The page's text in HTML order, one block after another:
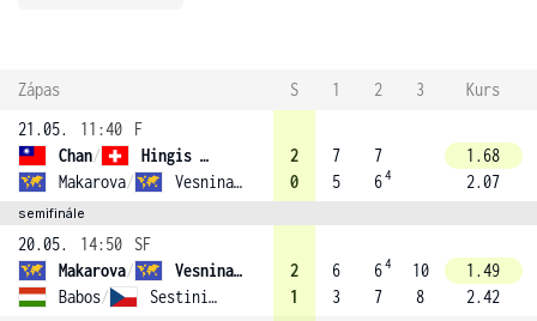
Zápas S 1 2 3
Kurs
21.05.
11:40
F
Chan/
Hingis (2)
Makarova/ Vesnina (1)
2
0
7
5
7
64
1.68
2.07
semifinále
20.05. 14:50
SF
Makarova/
Vesnina (1)
Babos/ Sestini Hlaváčková (4)
2
1
6
3
64
7
10
8
1.49
2.42